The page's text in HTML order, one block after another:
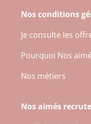
Nos conditions
Je consulte les
Pourquoi Nos
Nos métiers
Nos aimés recrute